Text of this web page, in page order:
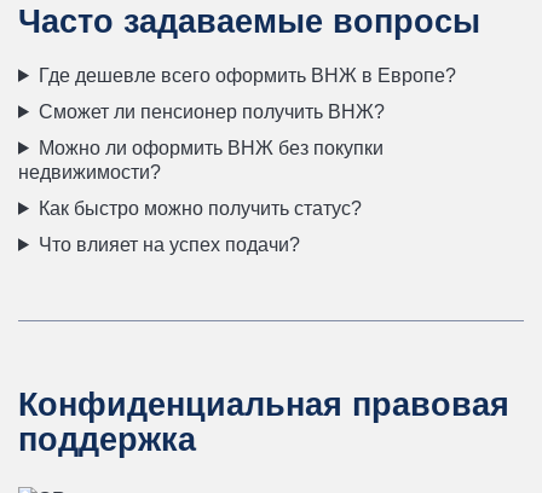
Часто задаваемые вопросы
Где дешевле всего оформить ВНЖ в Европе?
Сможет ли пенсионер получить ВНЖ?
Можно ли оформить ВНЖ без покупки
недвижимости?
Как быстро можно получить статус?
Что влияет на успех подачи?
Конфиденциальная правовая
поддержка